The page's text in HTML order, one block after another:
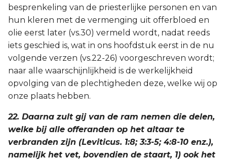
besprenkeling van de priesterlijke personen en van
hun kleren met de vermenging uit offerbloed en
olie eerst later (vs.30) vermeld wordt, nadat reeds
iets geschied is, wat in ons hoofdstuk eerst in de nu
volgende verzen (vs.22-26) voorgeschreven wordt;
naar alle waarschijnlijkheid is de werkelijkheid
opvolging van de plechtigheden deze, welke wij op
onze plaats hebben.
22. Daarna zult gij van de ram nemen die delen,
welke bij alle offeranden op het altaar te
verbranden zijn (Leviticus. 1:8; 3:3-5; 4:8-10 enz.),
namelijk het vet, bovendien de staart, 1) ook het